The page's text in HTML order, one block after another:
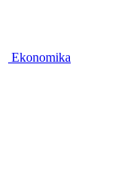
Ekonomika